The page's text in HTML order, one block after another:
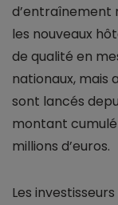
d’entraînement
les nouveaux
de qualité en
nationaux, mais
sont lancés
montant
millions d’euros.
Les